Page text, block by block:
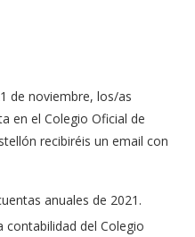
de noviembre, los/as
en el Colegio Oficial de
recibiréis un email con
anuales de 2021.
contabilidad del Colegio